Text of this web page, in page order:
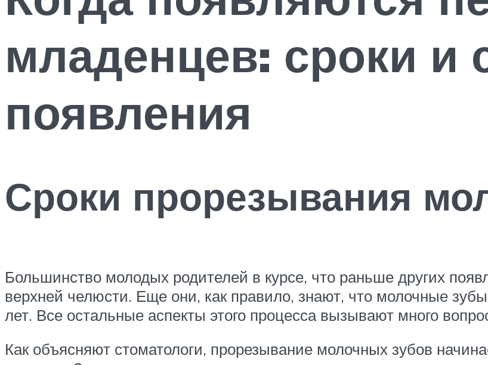
младенцев: сроки и
появления
Сроки прорезывания
Большинство молодых родителей в курсе, что раньше других
верхней челюсти. Еще они, как правило, знают, что молочные
лет. Все остальные аспекты этого процесса вызывают много
Как объясняют стоматологи, прорезывание молочных зубов